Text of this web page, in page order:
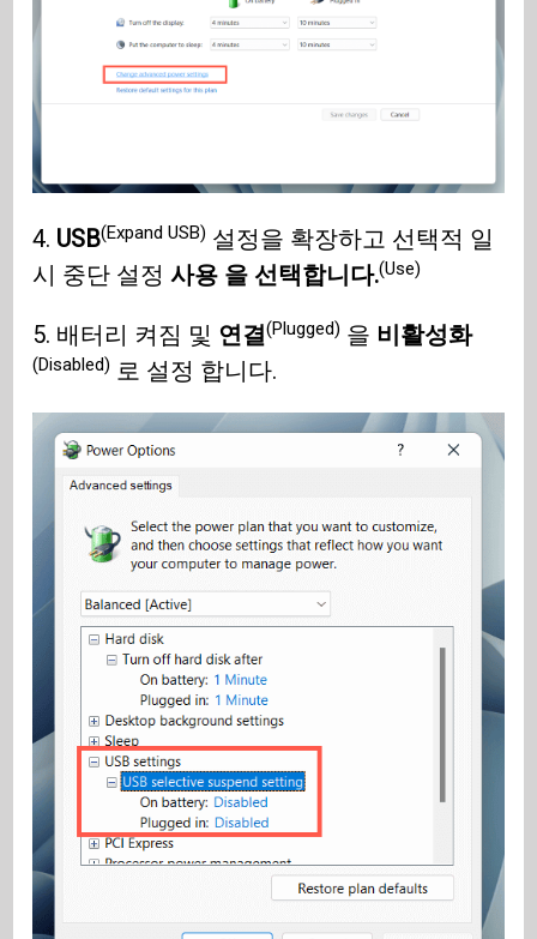
4. USB(Expand USB) 설정을 확장하고 선택적 일
시 중단 설정사용 을 선택합니다.(Use)
5. 배터리 켜짐 및 연결(Plugged) 을 비활성화
(Disabled) 로 설정 합니다.